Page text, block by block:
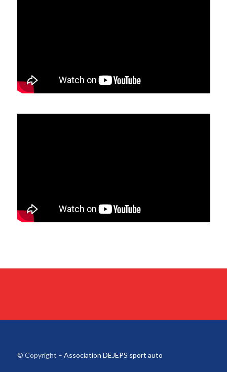
© Copyright – Association DEJEPS sport auto